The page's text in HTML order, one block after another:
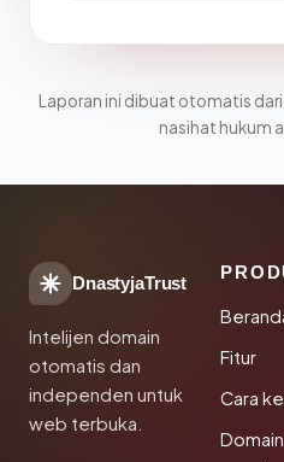
Laporan ini dibuat otomatis
nasihat hukum
DnastyjaTrust
Intelijen domain
otomatis dan
independen untuk
web terbuka.
Fitur
Cara
Domain